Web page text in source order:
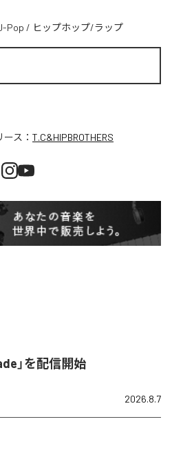
Pop / ヒップホップ/ラップ
ス： T.C&HIPBROTHERS
」を配信開始
2026.8.7